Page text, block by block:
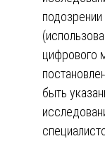
цифрового
быть